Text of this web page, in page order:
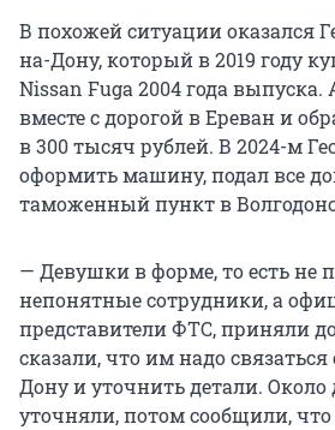
В похожей ситуации оказался
на-Дону, который в 2019 году
Nissan Fuga 2004 года
вместе с дорогой в Ереван и
в 300 тысяч рублей. В 2024-м
оформить машину, подал все
таможенный пункт в
— Девушки в форме, то есть не
непонятные сотрудники, а
представители ФТС, приняли
сказали, что им надо
Дону и уточнить детали. Около
уточняли, потом сообщили,